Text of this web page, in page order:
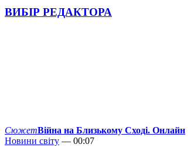
ВИБІР РЕДАКТОРА
СюжетВійна на Близькому Сході. Онлайн
Новини світу — 00:07